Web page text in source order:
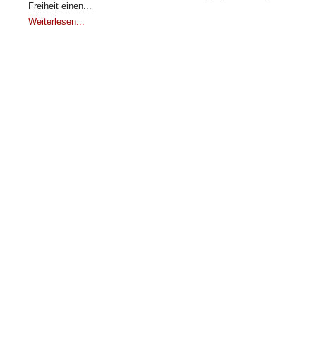
Freiheit einen...
Weiterlesen...